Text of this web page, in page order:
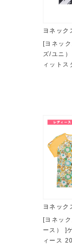
ヨネック
[ヨネッ
ズ/ユニ
ィットス
ヨネック
[ヨネッ
ース） ]
ィース